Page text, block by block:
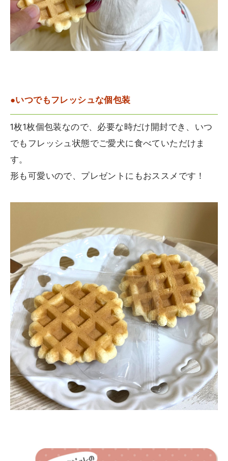
●いつでもフレッシュな個包装
1枚1枚個包装なので、必要な時だけ開封でき、いつ
でもフレッシュ状態でご愛犬に食べていただけま
す。
形も可愛いので、プレゼントにもおススメです！